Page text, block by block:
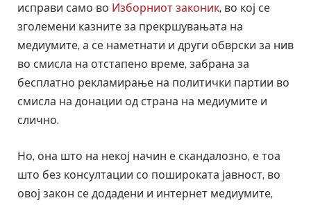
исправи само во Изборниот законик, во кој се
зголемени казните за прекршувањата на
медиумите, а се наметнати и други обврски за нив
во смисла на отстапено време, забрана за
бесплатно рекламирање на политички партии во
смисла на донации од страна на медиумите и
слично.
Но, она што на некој начин е скандалозно, е тоа
што без консултации со пошироката јавност, во
овој закон се додадени и интернет медиумите,